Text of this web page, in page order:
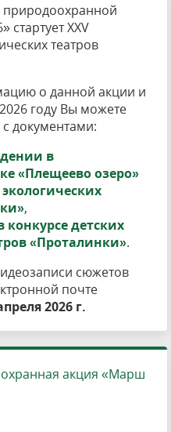
XXV
театров
о данной акции и
году Вы можете
документами:
в
«Плещеево озеро»
,
конкурсе детских
«Проталинки».
сюжетов
почте
2026 г.
акция «Марш